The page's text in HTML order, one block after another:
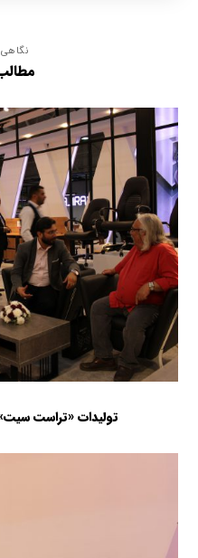
نگاهی
تولیدات «تراست